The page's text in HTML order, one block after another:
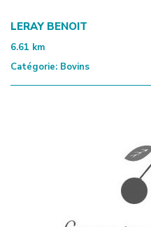
LERAY BENOIT
6.61 km
Catégorie: Bovins